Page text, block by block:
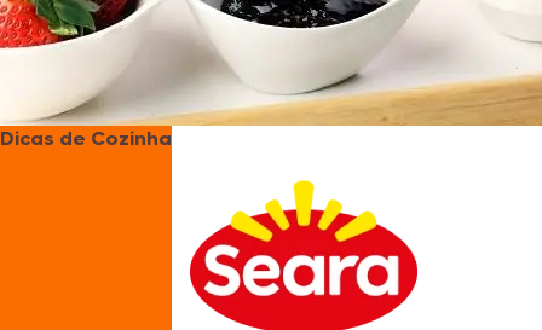
Dicas de Cozinha